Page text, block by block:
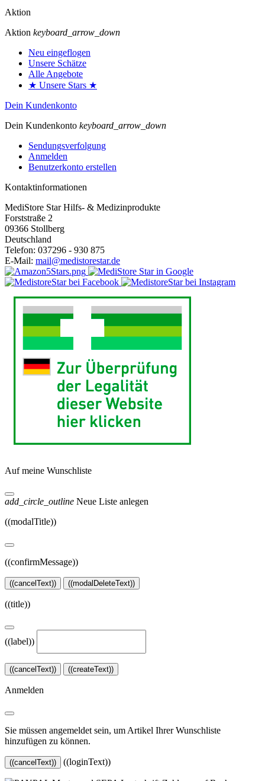
Aktion
Aktion keyboard_arrow_down
Neu eingeflogen
Unsere Schätze
Alle Angebote
★ Unsere Stars ★
Dein Kundenkonto
Dein Kundenkonto keyboard_arrow_down
Sendungsverfolgung
Anmelden
Benutzerkonto erstellen
Kontaktinformationen
MediStore Star Hilfs- & Medizinprodukte
Forststraße 2
09366 Stollberg
Deutschland
Telefon: 037296 - 930 875
E-Mail: mail@medistorestar.de
Auf meine Wunschliste
add_circle_outline Neue Liste anlegen
((modalTitle))
((confirmMessage))
((cancelText)) ((modalDeleteText))
((title))
((label))
((cancelText)) ((createText))
Anmelden
Sie müssen angemeldet sein, um Artikel Ihrer Wunschliste
hinzufügen zu können.
((cancelText)) ((loginText))